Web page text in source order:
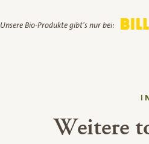
Unsere Bio-Produkte gibt's nur bei:
Weitere